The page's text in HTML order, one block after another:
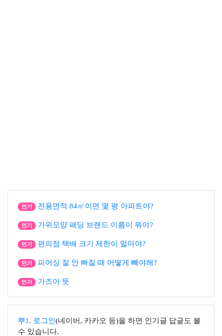
인기 전용면적 84㎡이면 몇 평 아파트야?
인기 가위모양 패딩 브랜드 이름이 뭐야?
인기 편의점 택배 크기 제한이 얼마야?
인기 피어싱 잘 안 빠질 때 어떻게 빼야해?
인기 가즈아 뜻
뿌1 . 로그인 (네이버, 카카오 등)을 하면 인기글 답글도 볼
수 있습니다.